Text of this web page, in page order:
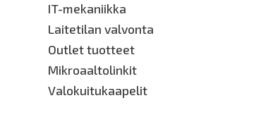
IT-mekaniikka
Laitetilan valvonta
Outlet tuotteet
Mikroaaltolinkit
Valokuitukaapelit